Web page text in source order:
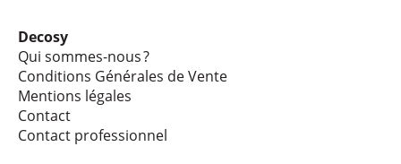
Decosy
Qui sommes-nous ?
Condi­tions Géné­rales de Vente
Mentions légales
Contact
Contact profes­sion­nel